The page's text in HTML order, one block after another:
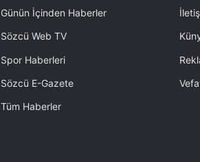
Günün İçinden Haberler
Sözcü Web TV
Spor Haberleri
Sözcü E-Gazete
Tüm Haberler